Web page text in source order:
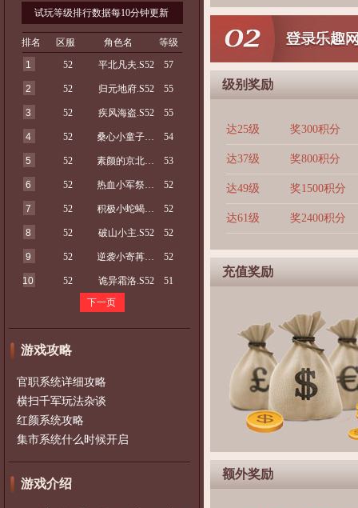
试玩等级排行数据每10分钟更新
排名 区服 角色名
等级
1
52 平北凡夫.S52 57
2 52 归元地府.S52 55
3 52 疾风海盗.S52 55
4 52 桑心小童子.S52 54
5 52 素颜的京北.S52 53
6 52 热血小军祭.S52 52
7 52 积极小蛇蝎.S52 52
8 52 破山小主.S52 52
9 52 逆袭小寄苒.S52 52
10 52 诡异霜洛.S52
51
下一页
游戏攻略
官职系统详细攻略
横扫千军玩法杂谈
红颜系统攻略
集市系统什么时候开启
游戏介绍
级别奖励
达25级 奖300积分
达37级 奖800积分
达49级 奖1500积分
达61级 奖2400积分
充值奖励
额外奖励